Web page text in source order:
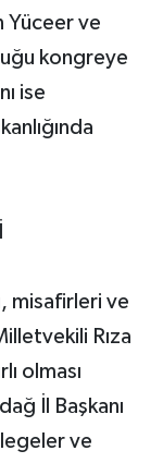
Yüceer ve
kongreye
ise
misafirleri ve
Rıza
olması
İl Başkanı
ve